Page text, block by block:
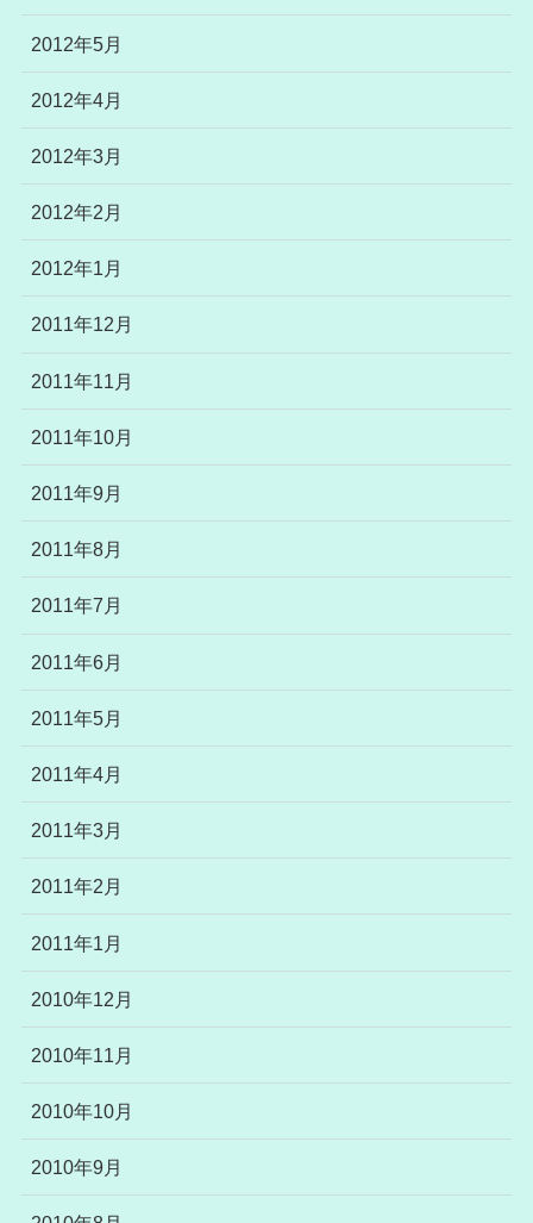
2012年5月
2012年4月
2012年3月
2012年2月
2012年1月
2011年12月
2011年11月
2011年10月
2011年9月
2011年8月
2011年7月
2011年6月
2011年5月
2011年4月
2011年3月
2011年2月
2011年1月
2010年12月
2010年11月
2010年10月
2010年9月